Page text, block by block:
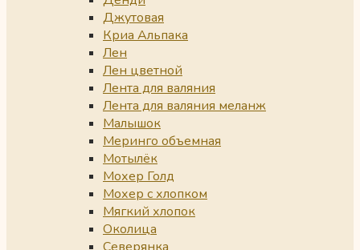
Джутовая
Криа Альпака
Лен
Лен цветной
Лента для валяния
Лента для валяния меланж
Малышок
Меринго объемная
Мотылёк
Мохер Голд
Мохер с хлопком
Мягкий хлопок
Околица